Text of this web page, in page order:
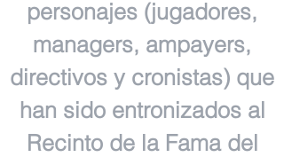
personajes (jugadores,
managers, ampayers,
directivos y cronistas) que
han sido entronizados al
Recinto de la Fama del